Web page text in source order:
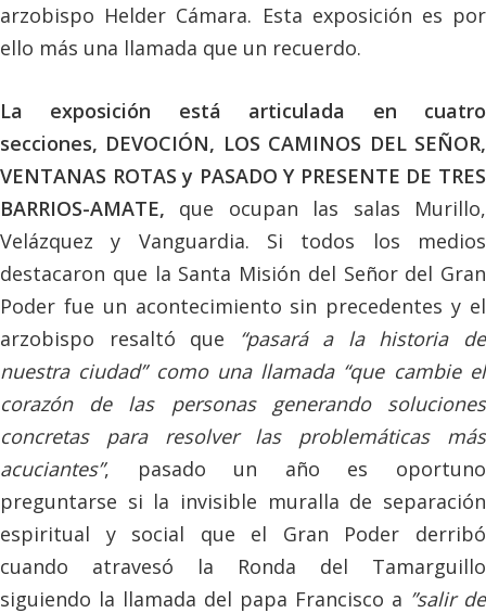
arzobispo Helder Cámara. Esta exposición es por
ello más una llamada que un recuerdo.
La exposición está articulada en cuatro
secciones, DEVOCIÓN, LOS CAMINOS DEL SEÑOR,
VENTANAS ROTAS y PASADO Y PRESENTE DE TRES
BARRIOS-AMATE, que ocupan las salas Murillo,
Velázquez y Vanguardia. Si todos los medios
destacaron que la Santa Misión del Señor del Gran
Poder fue un acontecimiento sin precedentes y el
arzobispo resaltó que “pasará a la historia de
nuestra ciudad” como una llamada “que cambie el
corazón de las personas generando soluciones
concretas para resolver las problemáticas más
acuciantes”, pasado un año es oportuno
preguntarse si la invisible muralla de separación
espiritual y social que el Gran Poder derribó
cuando atravesó la Ronda del Tamarguillo
siguiendo la llamada del papa Francisco a ”salir de